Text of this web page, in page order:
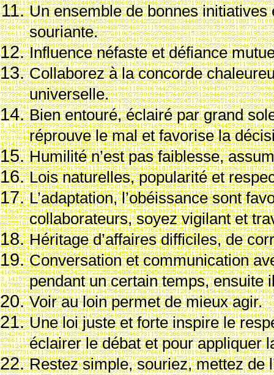
Un ensemble de bonnes
souriante.
Influence néfaste et défiance
Collaborezà la concorde
universelle.
Bien entouré,éclairé par grand
réprouve le mal et favorise la d
Humilité n’est pas faiblesse,
Lois naturelles, popularité et
L’adaptation, l’obéissance sont
collaborateurs, soyez vigilant et
Héritage d’affaires difficiles, de
Conversation et communication
pendant un certain temps, ensuite
Voir au loin permet de mieux agir.
Une loi juste et forte inspire le
éclairer le débat et pour appliquer
Restez simple, souriez, mettez de